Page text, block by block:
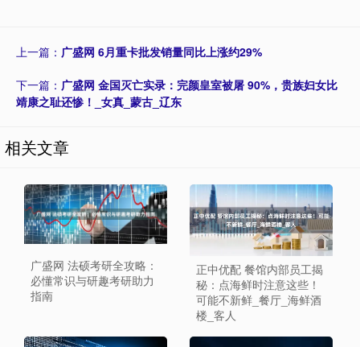
上一篇： 广盛网 6月重卡批发销量同比上涨约29%
下一篇： 广盛网 金国灭亡实录：完颜皇室被屠 90%，贵族妇女比
靖康之耻还惨！_女真_蒙古_辽东
相关文章
广盛网 法硕考研全攻略：
必懂常识与研趣考研助力
指南
正中优配 餐馆内部员工揭
秘：点海鲜时注意这些！
可能不新鲜_餐厅_海鲜酒
楼_客人